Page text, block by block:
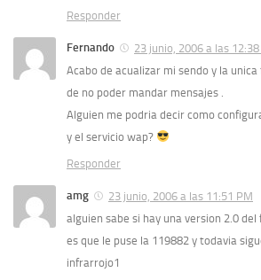
Responder
Fernando
23 junio, 2006 a las 12:38
Acabo de acualizar mi sendo y la
de no poder mandar mensajes .
Alguien me podria decir como
y el servicio wap?
Responder
amg
23 junio, 2006 a las 11:51 PM
alguien sabe si hay una version 2.0
es que le puse la 119882 y todavia
infrarrojo1